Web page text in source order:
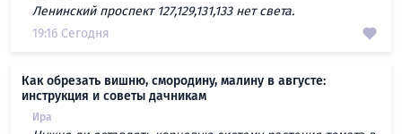
Ленинский проспект 127,129,131,133 нет света.
19:16 Сегодня
Как обрезать вишню, смородину, малину в августе:
инструкция и советы дачникам
Ира